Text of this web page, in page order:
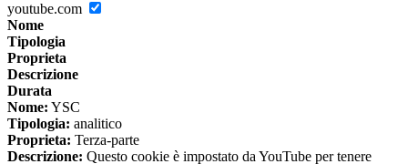
youtube.com
Nome
Tipologia
Proprieta
Descrizione
Durata
Nome: YSC
Tipologia: analitico
Proprieta: Terza-parte
Descrizione: Questo cookie è impostato da YouTube per tenere